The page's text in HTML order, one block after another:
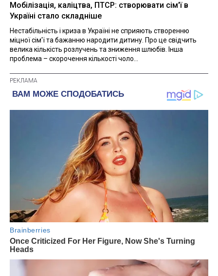
Мобілізація, каліцтва, ПТСР: створювати сім'ї в
Україні стало складніше
Нестабільність і криза в Україні не сприяють створенню
міцної сім'ї та бажанню народити дитину. Про це свідчить
велика кількість розлучень та зниження шлюбів. Інша
проблема – скорочення кількості чоло...